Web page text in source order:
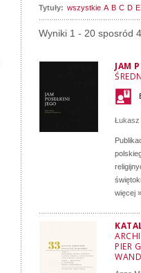
Tytuły: wszystkie A B C D E
Wyniki 1 - 20 sposród
JAM
Łukasz
więcej »
PIER